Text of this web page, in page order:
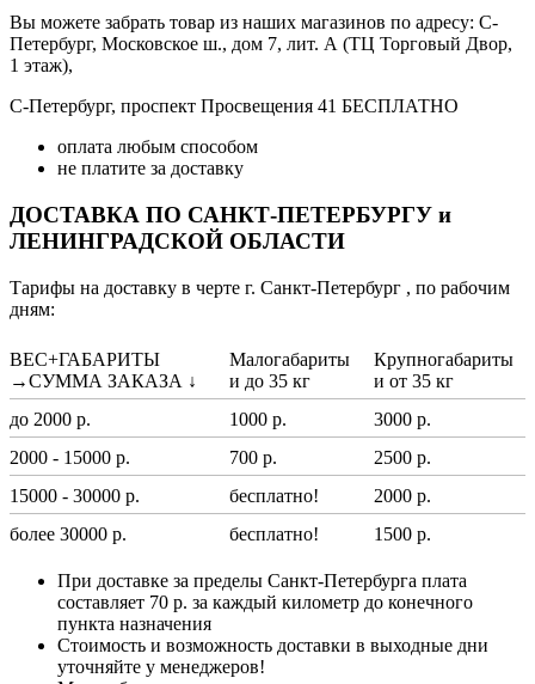
Вы можете забрать товар из наших магазинов по адресу: С-
Петербург, Московское ш., дом 7, лит. А (ТЦ Торговый Двор,
1 этаж),
С-Петербург, проспект Просвещения 41 БЕСПЛАТНО
оплата любым способом
не платите за доставку
ДОСТАВКА ПО САНКТ-ПЕТЕРБУРГУ и
ЛЕНИНГРАДСКОЙ ОБЛАСТИ
Тарифы на доставку в черте г. Санкт-Петербург , по рабочим
дням:
ВЕС+ГАБАРИТЫ
→СУММА ЗАКАЗА ↓
Малогабариты
и до 35 кг
Крупногабариты
и от 35 кг
до 2000 р.
1000 р.
3000 р.
2000 - 15000 р.
700 р.
2500 р.
15000 - 30000 р.
бесплатно!
2000 р.
более 30000 р.
бесплатно! 1500 р.
При доставке за пределы Санкт-Петербурга плата
составляет 70 р. за каждый километр до конечного
пункта назначения
Стоимость и возможность доставки в выходные дни
уточняйте у менеджеров!